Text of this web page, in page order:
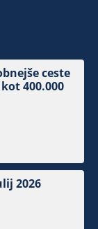
ceste
400.000
2026